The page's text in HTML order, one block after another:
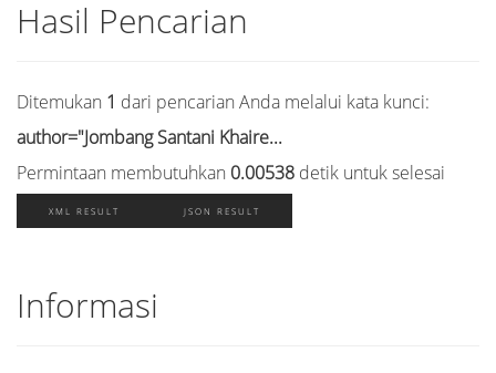
Hasil Pencarian
Ditemukan 1 dari pencarian Anda melalui kata kunci:
author="Jombang Santani Khaire...
Permintaan membutuhkan 0.00538 detik untuk selesai
XML RESULT JSON RESULT
Informasi